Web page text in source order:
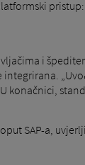
i
konačnici,
SAP-a,